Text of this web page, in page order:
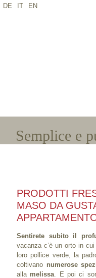
*Nome *E-mail
Semplice e
PRODOTTI
MASO DA
Sentirete subito il
vacanza c’è un orto in
loro pollice verde, la
coltivano numerose
alla melissa. E poi ci
DE IT EN